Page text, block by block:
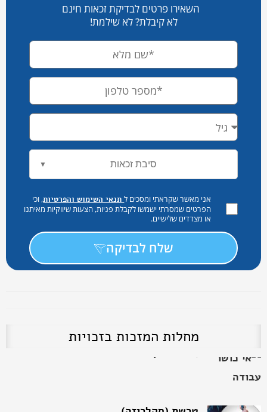
השאירו פרטים לבדיקת זכאות חינם
לא קיבלת? לא שילמת!
סיבת זכאות ▼
אני מאשר שקראתי ומסכים לתנאי השימוש והפרטיות, וכי
הפרטים שמסרתי ישמשו לקבלת פניות, הצעות שיווקיות מאיתנו
או מצדדים שלישיים.
שלח לבדיקה
מחלות המזכות בזכויות
טרשת (סקלרוזה)